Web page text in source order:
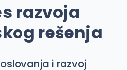
razvoja
rešenja
i razvoj